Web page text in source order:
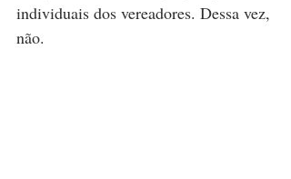
individuais dos vereadores. Dessa vez,
não.